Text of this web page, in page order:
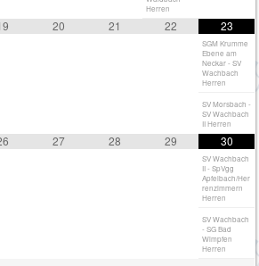
Herren
20 21 22 23
SGM Krumme
Ebene am
Neckar - SV
Wachbach
Herren
SV Morsbach -
SV Wachbach
II Herren
27 28 29 30
SV Wachbach
II - SpVgg
Apfelbach/Her
renzimmern
Herren
SV Wachbach
- SG Bad
Wimpfen
Herren